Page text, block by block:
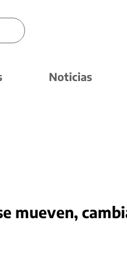
Noticias
mueven,